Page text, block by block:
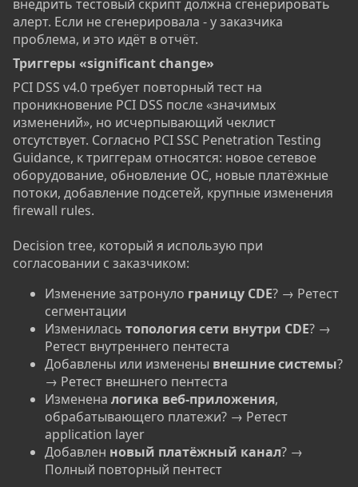
внедрить тестовый скрипт должна сгенерировать
алерт. Если не сгенерировала - у заказчика
проблема, и это идёт в отчёт.
Триггеры «significant change»​
PCI DSS v4.0 требует повторный тест на
проникновение PCI DSS после «значимых
изменений», но исчерпывающий чеклист
отсутствует. Согласно PCI SSC Penetration Testing
Guidance, к триггерам относятся: новое сетевое
оборудование, обновление ОС, новые платёжные
потоки, добавление подсетей, крупные изменения
firewall rules.
Decision tree, который я использую при
согласовании с заказчиком:
Изменение затронуло границу CDE? → Ретест
сегментации
Изменилась топология сети внутри CDE? →
Ретест внутреннего пентеста
Добавлены или изменены внешние системы?
→ Ретест внешнего пентеста
Изменена логика веб-приложения,
обрабатывающего платежи? → Ретест
application layer
Добавлен новый платёжный канал? →
Полный повторный пентест